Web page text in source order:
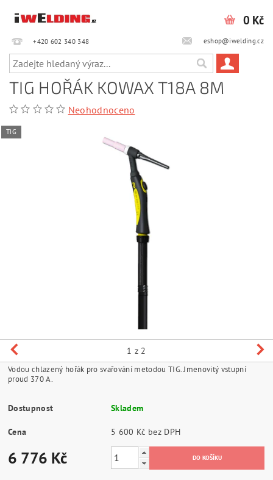
+420 602 340 348‎‎ eshop@iwelding.cz
0 Kč
TIG HOŘÁK KOWAX T18A 8M
Neohodnoceno
TIG
1 z 2
Vodou chlazený hořák pro svařování metodou TIG.Jmenovitý vstupní
proud 370 A.
Dostupnost Skladem
Cena 5 600 Kč bez DPH
6 776 Kč